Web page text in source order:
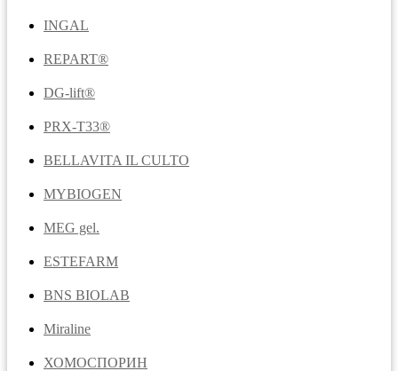
INGAL
REPART®
DG-lift®️
PRX-T33®
BELLAVITA IL CULTO
MYBIOGEN
MEG gel.
ESTEFARM
BNS BIOLAB
Miraline
ХОМОСПОРИН